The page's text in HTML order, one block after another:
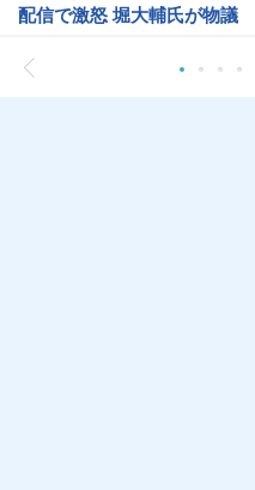
配信で激怒 堀大輔氏が物議